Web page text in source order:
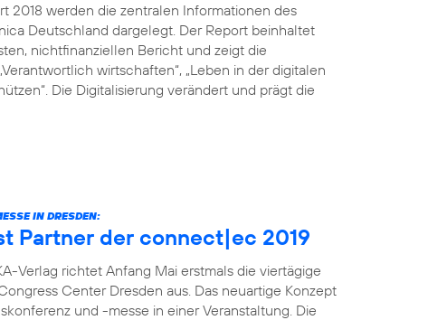
2018 werden die zentralen Informationen des
Deutschland dargelegt. Der Report beinhaltet
nichtfinanziellen Bericht und zeigt die
wirtschaften“, „Leben in der digitalen
Die Digitalisierung verändert und prägt die
IN DRESDEN:
Partner der connect|ec 2019
Verlag richtet Anfang Mai erstmals die viertägige
Center Dresden aus. Das neuartige Konzept
und -messe in einer Veranstaltung. Die